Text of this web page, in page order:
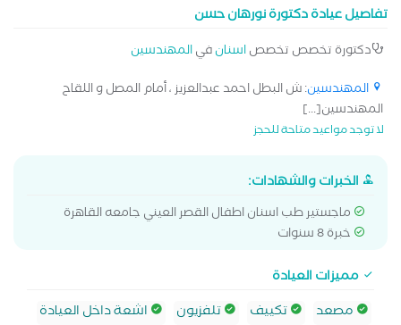
تفاصيل عيادة دكتورة نورهان حسن
دكتورة تخصص تخصصاسنانفيالمهندسين
المهندسين: ش البطل احمد عبدالعزيز ، أمام المصل و اللقاح
المهندسين[...]
لا توجد مواعيد متاحة للحجز
الخبرات والشهادات:
ماجستير طب اسنان اطفال القصر العيني جامعه القاهرة
خبرة 8 سنوات
مميزات العيادة
مصعد
تكييف تلفزيون اشعة داخل العيادة